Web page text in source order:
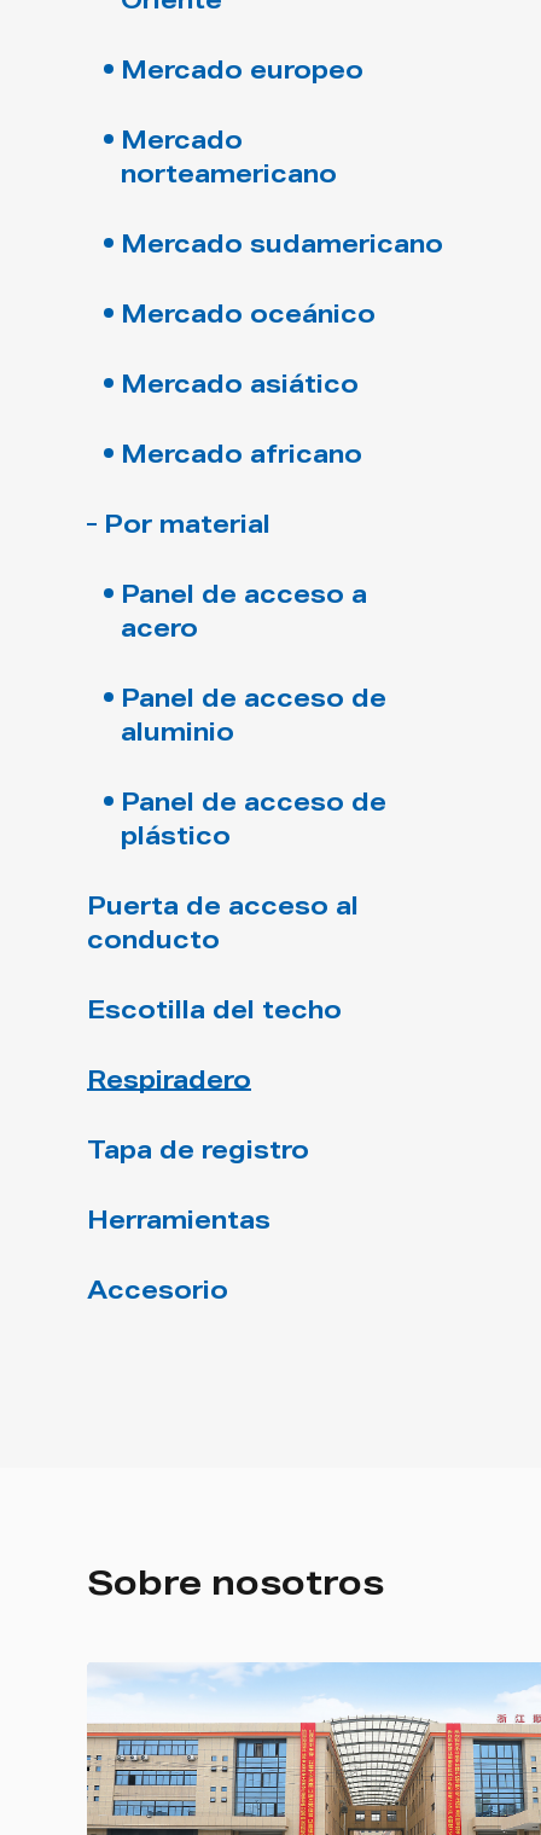
Mercado europeo
Mercado
norteamericano
Mercado sudamericano
Mercado oceánico
Mercado asiático
Mercado africano
Por material
Panel de acceso a
acero
Panel de acceso de
aluminio
Panel de acceso de
plástico
Puerta de acceso al
conducto
Escotilla del techo
Respiradero
Tapa de registro
Herramientas
Accesorio
Sobre nosotros